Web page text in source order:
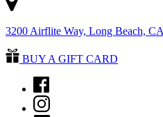
3200 Airflite Way, Long Beach,
BUY A GIFT CARD